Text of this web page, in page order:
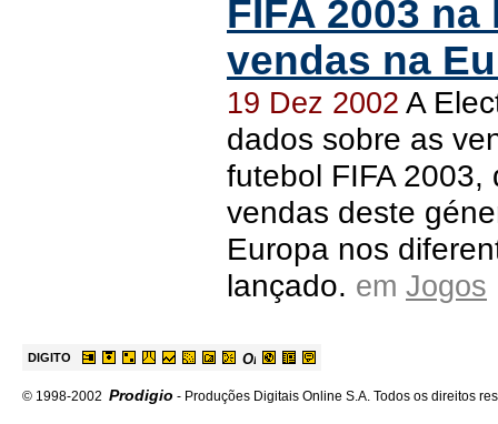
FIFA 2003
vendas na
19 Dez 2002 A
dados sobre as
futebol FIFA
vendas deste
Europa nos
lançado. em Jogos
DIGITO
© 1998-2002 Prodigio - Produções Digitais Online S.A. Todos os direitos